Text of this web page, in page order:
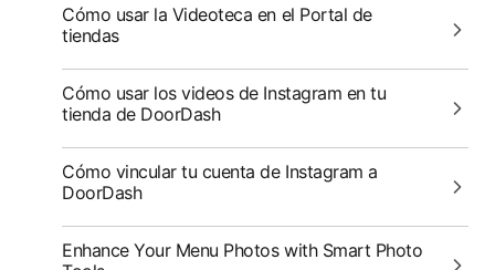
Cómo usar la Videoteca en el Portal de
tiendas
Cómo usar los videos de Instagram en tu
tienda de DoorDash
Cómo vincular tu cuenta de Instagram a
DoorDash
Enhance Your Menu Photos with Smart Photo